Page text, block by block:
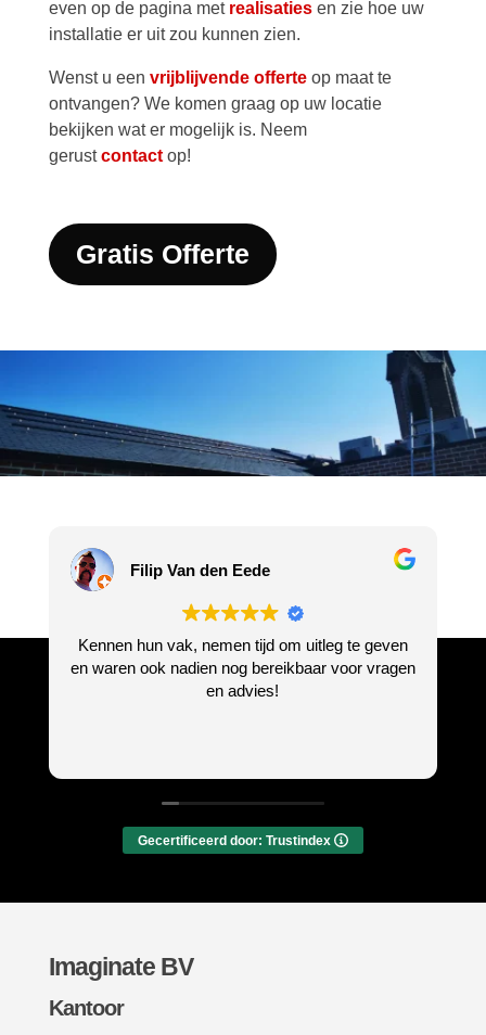
even op de pagina met realisaties en zie hoe uw
installatie er uit zou kunnen zien.
Wenst u een vrijblijvende offerteop maat te
ontvangen? We komen graag op uw locatie
bekijken wat er mogelijk is. Neem
gerustcontactop!
Gratis Offerte
Filip Van den Eede
Kennen hun vak, nemen tijd om uitleg te geven
en waren ook nadien nog bereikbaar voor vragen
en advies!
Gecertificeerd door: Trustindex
Imaginate BV
Kantoor